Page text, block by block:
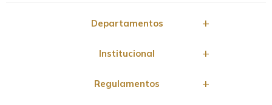
Departamentos
Institucional
Regulamentos